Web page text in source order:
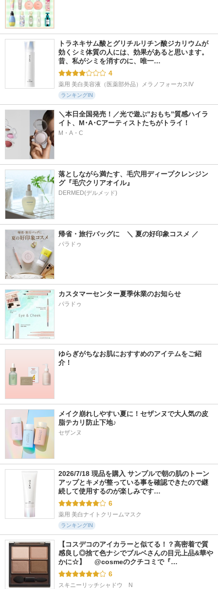
トラネキサム酸とグリチルリチン酸ジカリウムが
効くシミ体質の人には、効果があると思います。
昔、私がシミを消すのに、唯一…
4
薬用 美白美容液（医薬部外品）メラノフォーカスIV
ランキングIN
＼本日全国発売！／光で遊ぶ”おもち”質感ハイラ
イト、M･A･Cアーティストたちがトライ！
M・A・C
落としながら満たす、毛穴用ディープクレンジン
グ『毛穴クリアオイル』
帰省・旅行バッグに　＼ 夏の好印象コスメ ／
パラドゥ
カスタマーセンター夏季休業のお知らせ
パラドゥ
ゆらぎがちなお肌におすすめのアイテムをご紹
介！
メイク崩れしやすい夏に！セザンヌで大人気の皮
脂テカリ防止下地♪
セザンヌ
2026/7/18 現品を購入 サンプルで朝の肌のトーン
アップとキメが整っている事を確認できたので継
続して使用するのが楽しみです…
6
薬用 美白ナイトクリームマスク
ランキングIN
【コスデコのアイカラーと似てる！？高密着で質
感良し◎捨て色ナシでブルベさんの目元上品&華や
かに☆】 　@cosmeのクチコミで『…
6
スキニーリッチシャドウ　N